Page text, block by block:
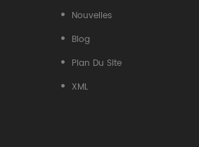
Nouvelles
Blog
Plan Du Site
XML